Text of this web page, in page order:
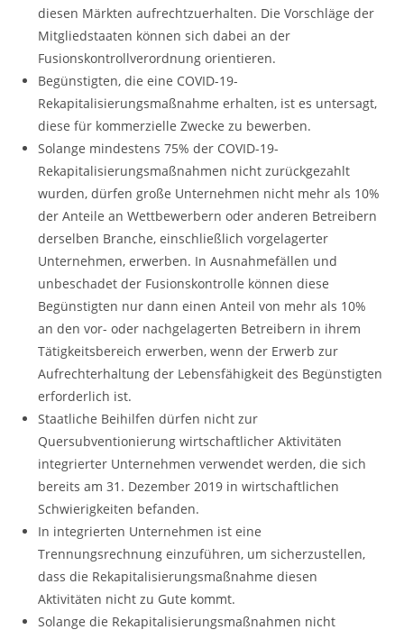
diesen Märkten aufrechtzuerhalten. Die Vorschläge der
Mitgliedstaaten können sich dabei an der
Fusionskontrollverordnung orientieren.
Begünstigten, die eine COVID-19-
Rekapitalisierungsmaßnahme erhalten, ist es untersagt,
diese für kommerzielle Zwecke zu bewerben.
Solange mindestens 75% der COVID-19-
Rekapitalisierungsmaßnahmen nicht zurückgezahlt
wurden, dürfen große Unternehmen nicht mehr als 10%
der Anteile an Wettbewerbern oder anderen Betreibern
derselben Branche, einschließlich vorgelagerter
Unternehmen, erwerben. In Ausnahmefällen und
unbeschadet der Fusionskontrolle können diese
Begünstigten nur dann einen Anteil von mehr als 10%
an den vor- oder nachgelagerten Betreibern in ihrem
Tätigkeitsbereich erwerben, wenn der Erwerb zur
Aufrechterhaltung der Lebensfähigkeit des Begünstigten
erforderlich ist.
Staatliche Beihilfen dürfen nicht zur
Quersubventionierung wirtschaftlicher Aktivitäten
integrierter Unternehmen verwendet werden, die sich
bereits am 31. Dezember 2019 in wirtschaftlichen
Schwierigkeiten befanden.
In integrierten Unternehmen ist eine
Trennungsrechnung einzuführen, um sicherzustellen,
dass die Rekapitalisierungsmaßnahme diesen
Aktivitäten nicht zu Gute kommt.
Solange die Rekapitalisierungsmaßnahmen nicht